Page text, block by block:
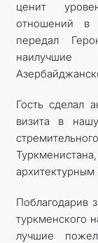
ценит
отношений в
передал
Гость сделал
визита в
Поблагодарив
туркменского
лучшие